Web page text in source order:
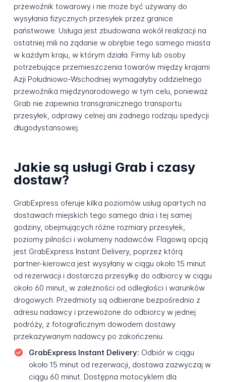
przewoźnik towarowy i nie może być używany do
wysyłania fizycznych przesyłek przez granice
państwowe. Usługa jest zbudowana wokół realizacji na
ostatniej mili na żądanie w obrębie tego samego miasta
w każdym kraju, w którym działa. Firmy lub osoby
potrzebujące przemieszczenia towarów między krajami
Azji Południowo-Wschodniej wymagałyby oddzielnego
przewoźnika międzynarodowego w tym celu, ponieważ
Grab nie zapewnia transgranicznego transportu
przesyłek, odprawy celnej ani żadnego rodzaju spedycji
długodystansowej.
Jakie są usługi Grab i czasy
dostaw?
GrabExpress oferuje kilka poziomów usług opartych na
dostawach miejskich tego samego dnia i tej samej
godziny, obejmujących różne rozmiary przesyłek,
poziomy pilności i wolumeny nadawców. Flagową opcją
jest GrabExpress Instant Delivery, poprzez którą
partner-kierowca jest wysyłany w ciągu około 15 minut
od rezerwacji i dostarcza przesyłkę do odbiorcy w ciągu
około 60 minut, w zależności od odległości i warunków
drogowych. Przedmioty są odbierane bezpośrednio z
adresu nadawcy i przewożone do odbiorcy w jednej
podróży, z fotograficznym dowodem dostawy
przekazywanym nadawcy po zakończeniu.
GrabExpress Instant Delivery: Odbiór w ciągu
około 15 minut od rezerwacji, dostawa zazwyczaj w
ciągu 60 minut. Dostępna motocyklem dla